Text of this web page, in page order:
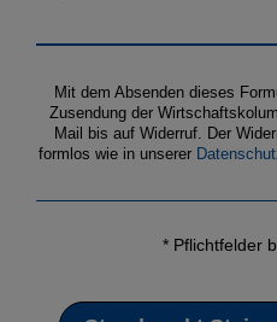
Mit dem Absenden dieses
Zusendung der
Mail bis auf Widerruf. Der
formlos wie in unserer
* Pflichtfelder